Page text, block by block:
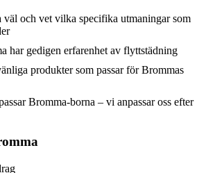
och vet vilka specifika utmaningar som
har gedigen erfarenhet av flyttstädning
produkter som passar för Brommas
Bromma-borna – vi anpassar oss efter